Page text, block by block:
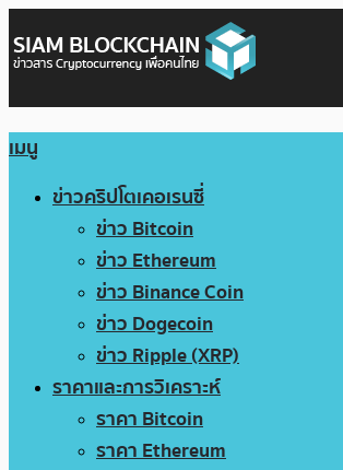
เมนู
ข่าวคริปโตเคอเรนซี่
ข่าว Bitcoin
ข่าว Ethereum
ข่าว Binance Coin
ข่าว Dogecoin
ข่าว Ripple (XRP)
ราคาและการวิเคราะห์
ราคา Bitcoin
ราคา Ethereum